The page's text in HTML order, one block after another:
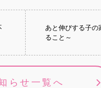
あと伸びする子の
ること～
らせ一覧へ